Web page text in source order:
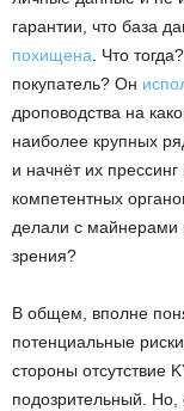
гарантии, что база
похищена . Что
покупатель? Он
дроповодства на
наиболее крупных
и начнёт их
компетентных
делали с майнерами
зрения?
В общем, вполне
потенциальные
стороны отсутствие
подозрительный. Но,